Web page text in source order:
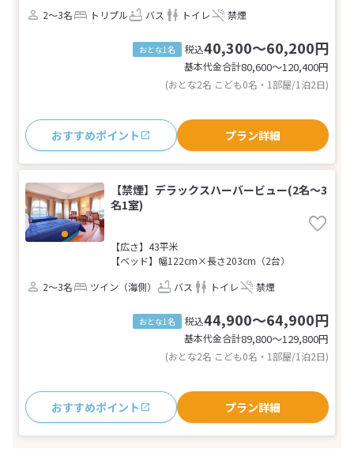
2～3名
トリプル バス トイレ 禁煙
おとな1名 税込40,300～60,200円
基本代金合計80,600〜120,400円
(おとな2名 こども0名・1部屋/1泊2日)
おすすめポイント プラン詳細
【禁煙】デラックスハーバービュー(2名～3
名1室)
【広さ】43平米
【ベッド】幅122cm×長さ203cm（2台）
2～3名
ツイン（海側） バス トイレ 禁煙
おとな1名 税込44,900～64,900円
基本代金合計89,800〜129,800円
(おとな2名 こども0名・1部屋/1泊2日)
おすすめポイント プラン詳細